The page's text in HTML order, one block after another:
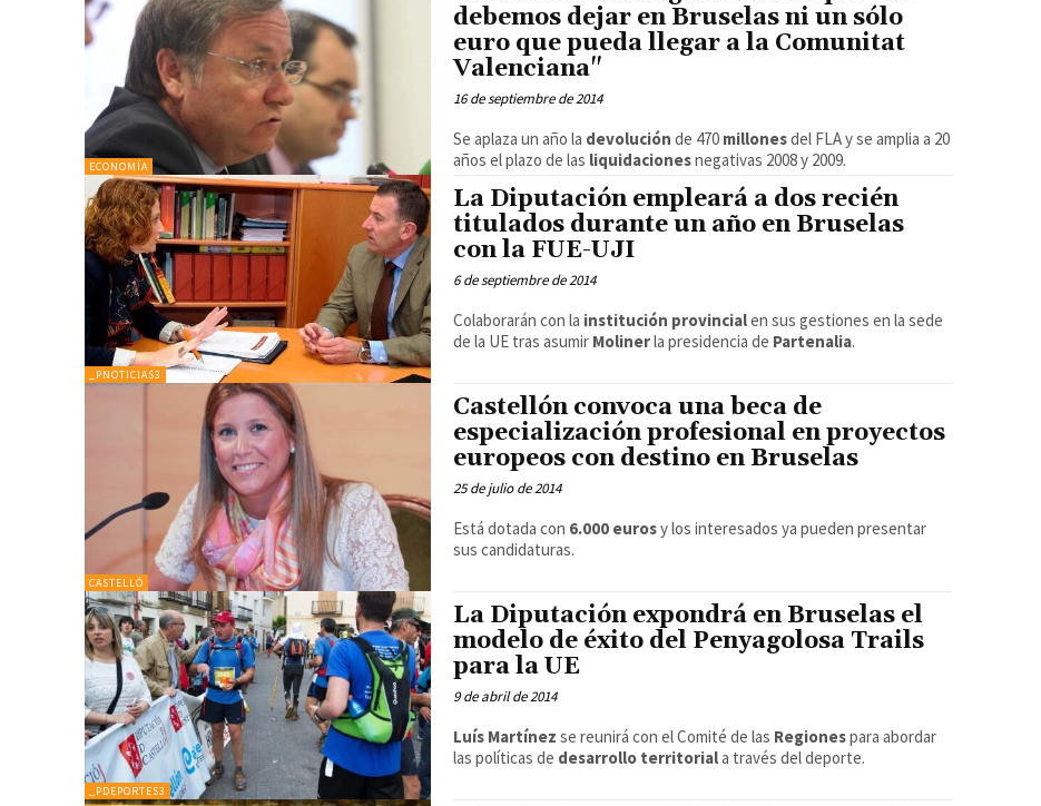
ECONOMÍA
debemos dejar en Bruselas ni un sólo
euro que pueda llegar a la Comunitat
Valenciana"
16 de septiembre de 2014
Se aplaza un año la devolución de 470 millonesdel FLA y se amplia a 20
años el plazo de las liquidacionesnegativas 2008 y 2009.
_PNOTICIAS3
La Diputación empleará a dos recién
titulados durante un año en Bruselas
con la FUE-UJI
6 de septiembre de 2014
Colaborarán con la institución provincialen sus gestiones en la sede
de la UE tras asumir Molinerla presidencia de Partenalia.
CASTELLÓ
Castellón convoca una beca de
especialización profesional en proyectos
europeos con destino en Bruselas
25 de julio de 2014
Está dotada con 6.000 eurosy los interesados ya pueden presentar
sus candidaturas.
_PDEPORTES3
La Diputación expondrá en Bruselas el
modelo de éxito del Penyagolosa Trails
para la UE
9 de abril de 2014
Luís Martínez se reunirá con el Comité de las Regionespara abordar
las políticas de desarrollo territoriala través del deporte.